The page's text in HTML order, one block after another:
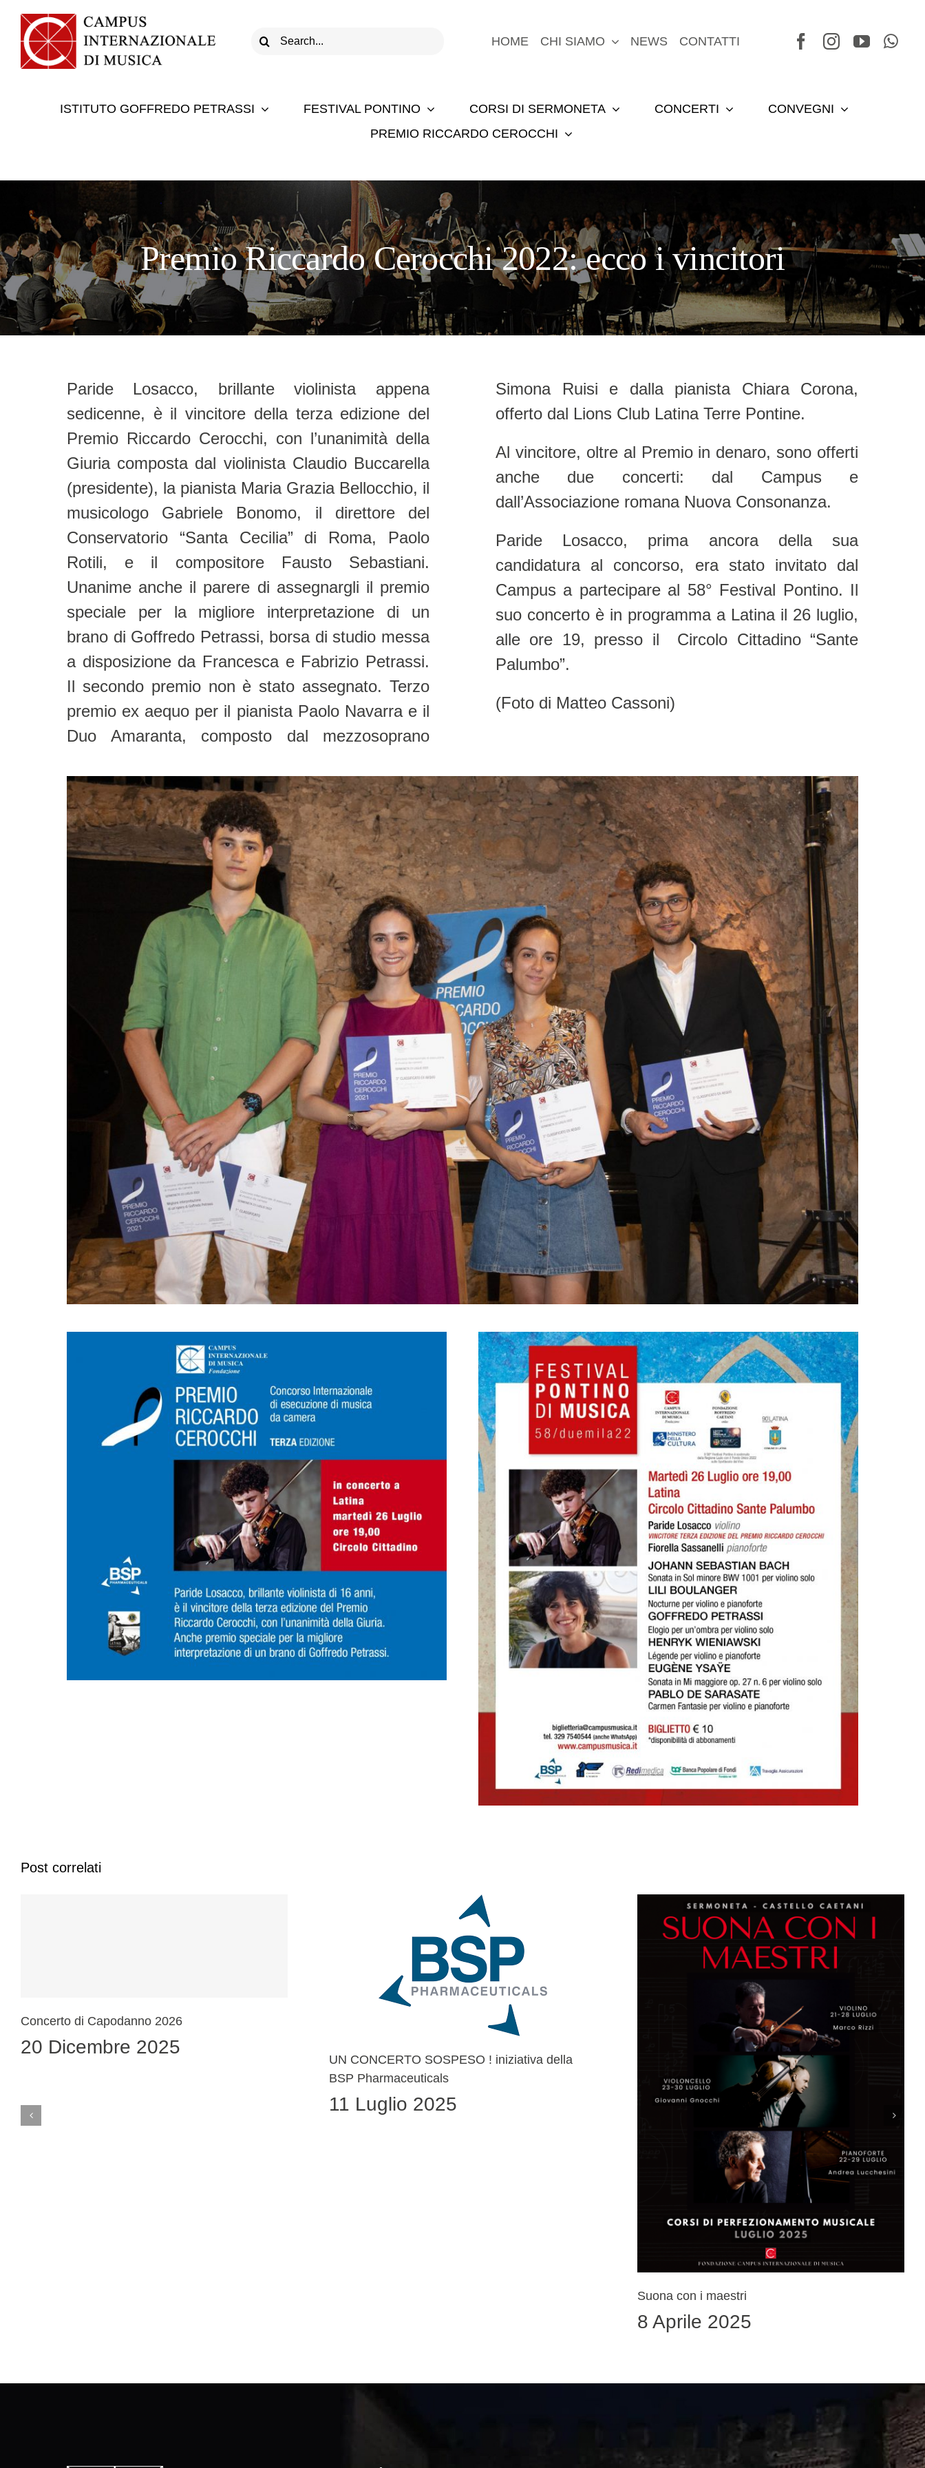
Salta
contenuto
Cerca
HOME CHI SIAMO NEWS CONTATTI
ISTITUTO GOFFREDO PETRASSI FESTIVAL PONTINO CORSI DI SERMONETA CONCERTI
CONVEGNI
PREMIO RICCARDO CEROCCHI
Premio Riccardo Cerocchi 2022: ecco i vincitori
Paride Losacco, brillante violinista appena
sedicenne, è il vincitore della terza edizione del
Premio Riccardo Cerocchi, con l’unanimità della
Giuria composta dal violinista Claudio Buccarella
(presidente), la pianista Maria Grazia Bellocchio, il
musicologo Gabriele Bonomo, il direttore del
Conservatorio “Santa Cecilia” di Roma, Paolo
Rotili, e il compositore Fausto Sebastiani.
Unanime anche il parere di assegnargli il premio
speciale per la migliore interpretazione di un
brano di Goffredo Petrassi, borsa di studio messa
a disposizione da Francesca e Fabrizio Petrassi.
Il secondo premio non è stato assegnato. Terzo
premio ex aequo per il pianista Paolo Navarra e il
Duo Amaranta, composto dal mezzosoprano
Simona Ruisi e dalla pianista Chiara Corona,
offerto dal Lions Club Latina Terre Pontine.
Al vincitore, oltre al Premio in denaro, sono offerti
anche due concerti: dal Campus e
dall’Associazione romana Nuova Consonanza.
Paride Losacco, prima ancora della sua
candidatura al concorso, era stato invitato dal
Campus a partecipare al 58° Festival Pontino. Il
suo concerto è in programma a Latina il 26 luglio,
alle ore 19, presso il Circolo Cittadino “Sante
Palumbo”.
(Foto di Matteo Cassoni)
Post correlati
Concerto di Capodanno 2026
20 Dicembre 2025
UN CONCERTO SOSPESO ! iniziativa della
BSP Pharmaceuticals
11 Luglio 2025
Suona con i maestri
8 Aprile 2025